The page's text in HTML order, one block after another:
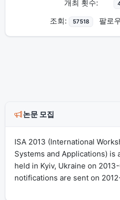
개최 횟수:
조회: 57518 팔로
논문 모집
ISA 2013 (International
Systems and Applications) is
held in Kyiv, Ukraine on
notifications are sent on